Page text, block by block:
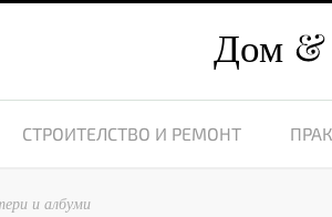
Дом
СТРОИТЕЛСТВО И РЕМОНТ
и албуми